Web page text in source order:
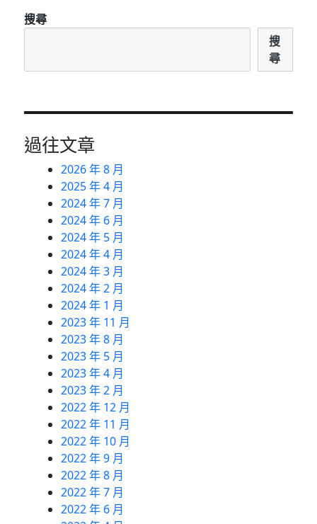
搜尋
搜
尋
過往文章
2026 年 8 月
2025 年 4 月
2024 年 7 月
2024 年 6 月
2024 年 5 月
2024 年 4 月
2024 年 3 月
2024 年 2 月
2024 年 1 月
2023 年 11 月
2023 年 8 月
2023 年 5 月
2023 年 4 月
2023 年 2 月
2022 年 12 月
2022 年 11 月
2022 年 10 月
2022 年 9 月
2022 年 8 月
2022 年 7 月
2022 年 6 月